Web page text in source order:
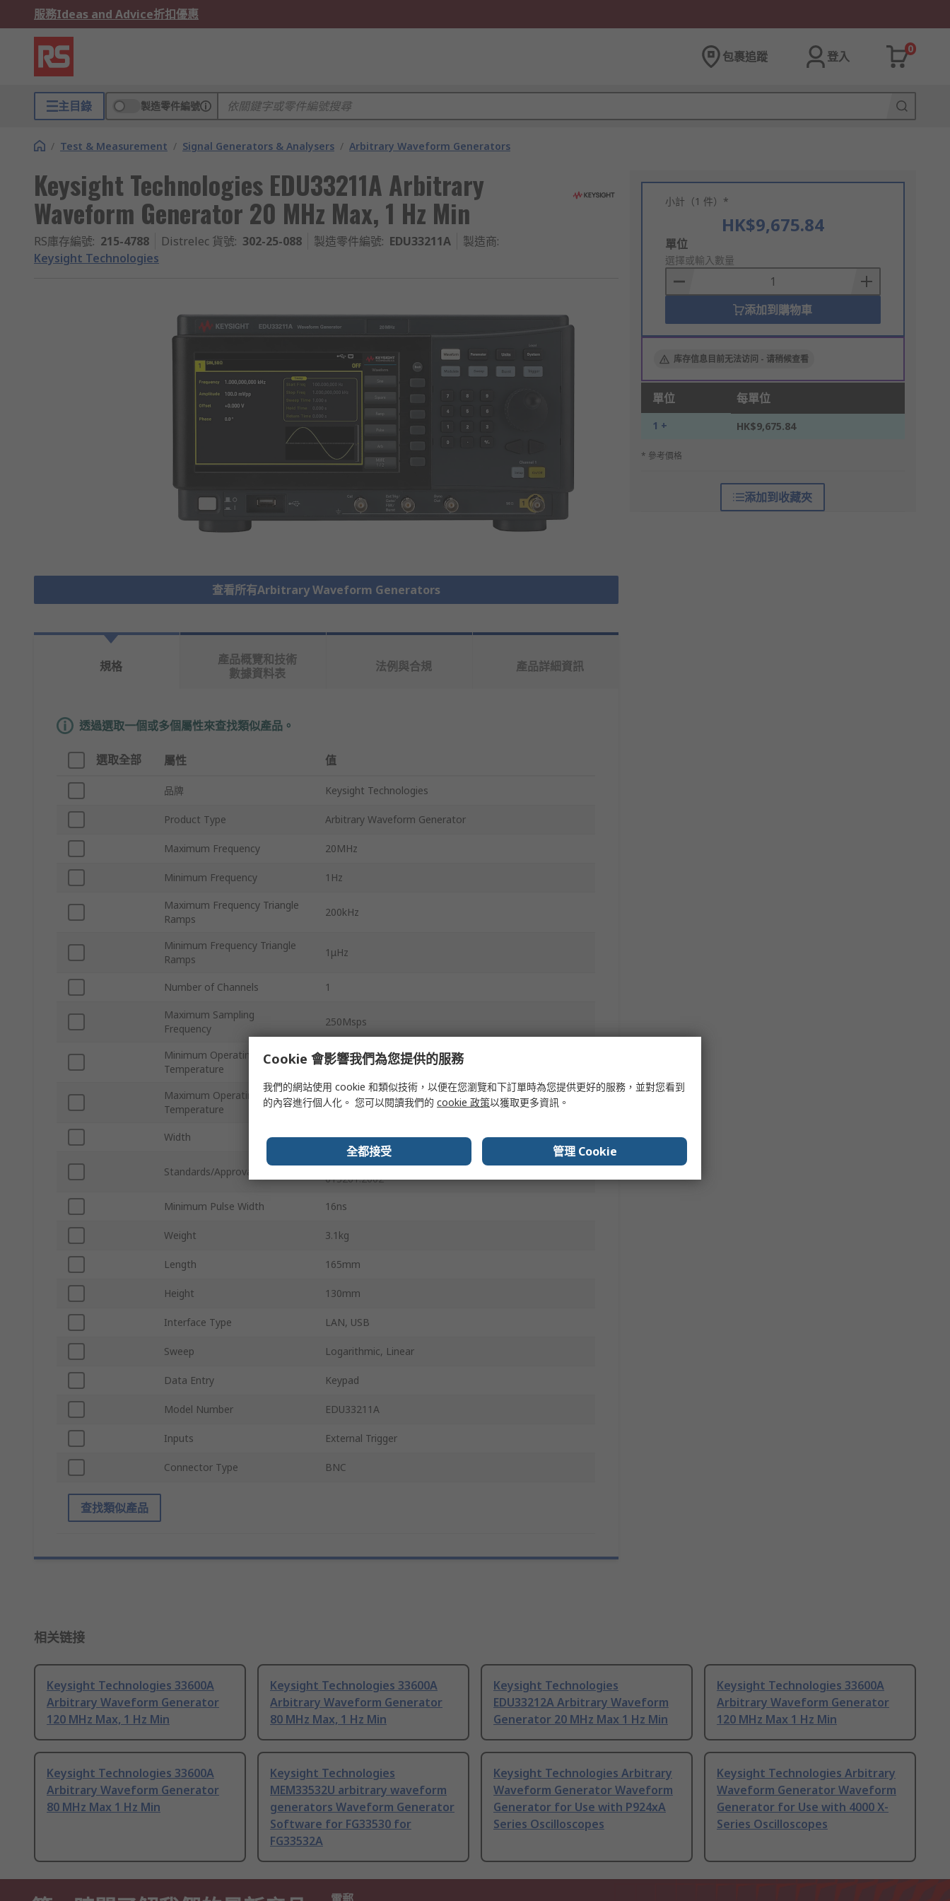
服務Ideas and Advice折扣優惠
包裹追蹤 登入
0
主目錄 製造零件編號
/ Test & Measurement / Signal Generators & Analysers / Arbitrary Waveform Generators
Keysight Technologies EDU33211A Arbitrary
Waveform Generator 20 MHz Max, 1 Hz Min
RS庫存編號: 215-4788 Distrelec 貨號: 302-25-088 製造零件編號: EDU33211A 製造商:
Keysight Technologies
查看所有Arbitrary Waveform Generators
小計（1 件）*
HK$9,675.84
Add
to
Basket
單位
選擇或輸入數量
添加到購物車
库存信息目前无法访问 - 请稍候查看
單位 每單位
1 + HK$9,675.84
* 參考價格
添加到收藏夾
規格
產品概覽和技術
數據資料表
法例與合規 產品詳細資訊
透過選取一個或多個屬性來查找類似產品。
選取全部 屬性 值
品牌 Keysight Technologies
Product Type Arbitrary Waveform Generator
Maximum Frequency 20MHz
Minimum Frequency 1Hz
Maximum Frequency Triangle
Ramps
200kHz
Minimum Frequency Triangle
Ramps
1μHz
Number of Channels 1
Maximum Sampling
Frequency
250Msps
Minimum Operating
Temperature
0°C
Maximum Operating
Temperature
55°C
Width 314mm
Standards/Approvals
ICES001:2004, EN 613261:1997+A2:2001+A3:2003, IEC
613261:2002
Minimum Pulse Width 16ns
Weight 3.1kg
Length 165mm
Height 130mm
Interface Type LAN, USB
Sweep Logarithmic, Linear
Data Entry Keypad
Model Number EDU33211A
Inputs External Trigger
Connector Type BNC
查找類似產品
相关链接
Keysight Technologies 33600A
Arbitrary Waveform Generator
120 MHz Max, 1 Hz Min
Keysight Technologies 33600A
Arbitrary Waveform Generator
80 MHz Max, 1 Hz Min
Keysight Technologies
EDU33212A Arbitrary Waveform
Generator 20 MHz Max 1 Hz Min
Keysight Technologies 33600A
Arbitrary Waveform Generator
120 MHz Max 1 Hz Min
Keysight Technologies 33600A
Arbitrary Waveform Generator
80 MHz Max 1 Hz Min
Keysight Technologies
MEM33532U arbitrary waveform
generators Waveform Generator
Software for FG33530 for
FG33532A
Keysight Technologies Arbitrary
Waveform Generator Waveform
Generator for Use with P924xA
Series Oscilloscopes
Keysight Technologies Arbitrary
Waveform Generator Waveform
Generator for Use with 4000 X-
Series Oscilloscopes
Cookie 會影響我們為您提供的服務
我們的網站使用 cookie 和類似技術，以便在您瀏覽和下訂單時為您提供更好的服務，並對您看到
的內容進行個人化。 您可以閱讀我們的 cookie 政策以獲取更多資訊。
全都接受 管理 Cookie